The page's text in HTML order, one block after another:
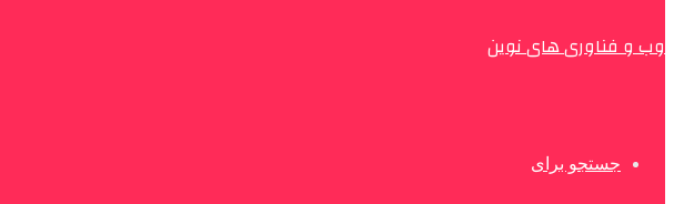
وب و فناوری های نوین
جستجو برای